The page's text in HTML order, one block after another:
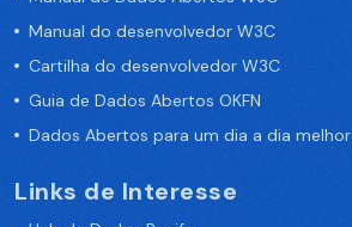
Manual do desenvolvedor W3C
Cartilha do desenvolvedor W3C
Guia de Dados Abertos OKFN
Dados Abertos para um dia a dia melhor
Links de Interesse